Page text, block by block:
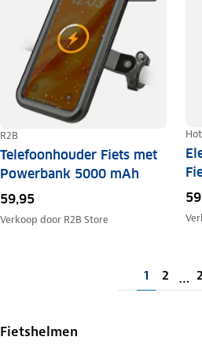
R2B
Telefoonhouder Fiets met
Powerbank 5000 mAh
59,95
Verkoop door R2B Store
1 2 …
Fietshelmen